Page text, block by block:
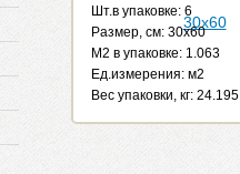
Шт.в упаковке: 6
Размер, см: 30x60
М2 в упаковке: 1.063
Ед.измерения: м2
Веc упаковки, кг: 24.195